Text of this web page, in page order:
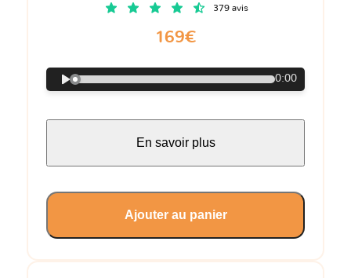
379 avis
169€
0:00
En savoir plus
Ajouter au panier